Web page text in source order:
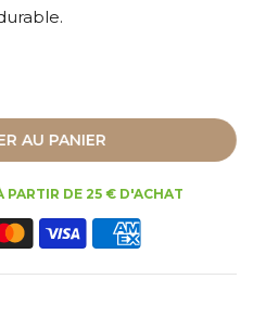
AU PANIER
PARTIR DE 25 € D'ACHAT